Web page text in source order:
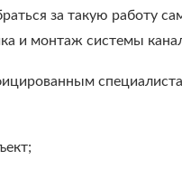
за такую работу
и монтаж системы